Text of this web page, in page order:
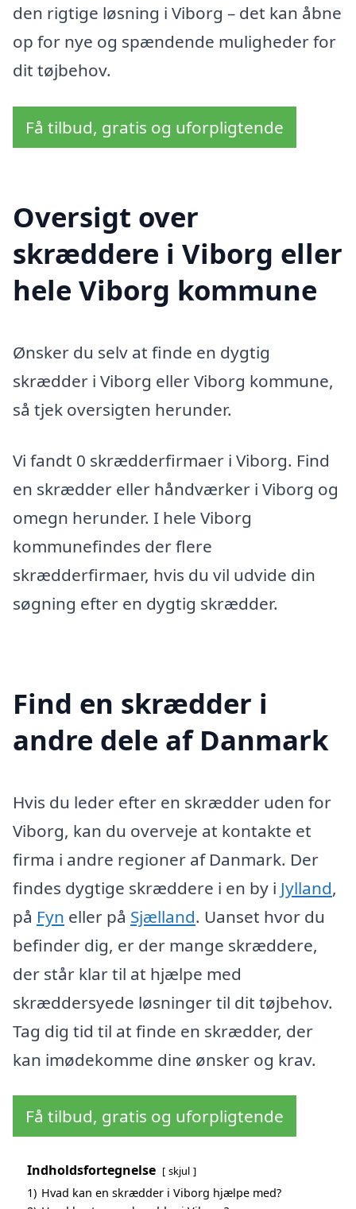
den rigtige løsning i Viborg – det kan åbne
op for nye og spændende muligheder for
dit tøjbehov.
Få tilbud, gratis og uforpligtende
Oversigt over
skræddere i Viborg eller
hele Viborg kommune
Ønsker du selv at finde en dygtig
skrædder i Viborg eller Viborg kommune,
så tjek oversigten herunder.
Vi fandt 0 skrædderfirmaer i Viborg. Find
en skrædder eller håndværker i Viborg og
omegn herunder. I hele Viborg
kommunefindes der flere
skrædderfirmaer, hvis du vil udvide din
søgning efter en dygtig skrædder.
Find en skrædder i
andre dele af Danmark
Hvis du leder efter en skrædder uden for
Viborg, kan du overveje at kontakte et
firma i andre regioner af Danmark. Der
findes dygtige skræddere i en by i Jylland,
på Fyn eller på Sjælland. Uanset hvor du
befinder dig, er der mange skræddere,
der står klar til at hjælpe med
skræddersyede løsninger til dit tøjbehov.
Tag dig tid til at finde en skrædder, der
kan imødekomme dine ønsker og krav.
Få tilbud, gratis og uforpligtende
Indholdsfortegnelse skjul
1) Hvad kan en skrædder i Viborg hjælpe med?